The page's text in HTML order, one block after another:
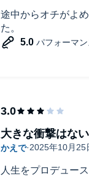
途中からオチがよ
た。
人生をプロデュー
大きな衝撃はな